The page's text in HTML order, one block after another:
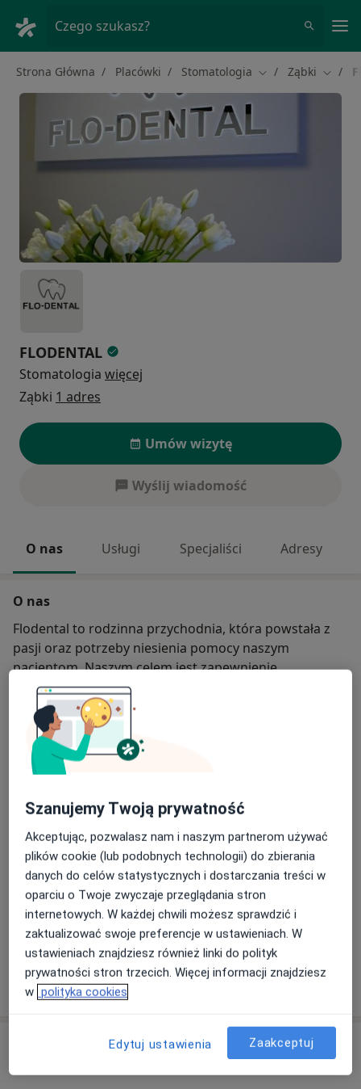
Czego szukasz?
Strona Główna Placówki Stomatologia Zmień miasto
Ząbki Zmień
FLODENTAL
Stomatologia więcej
Ząbki 1 adres
Umów wizytę
Wyślij wiadomość
O nas Usługi Specjaliści Adresy
O nas
Flodental to rodzinna przychodnia, która powstała z
pasji oraz potrzeby niesienia pomocy naszym
pacjentom. Naszym celem jest zapewnienie
kompleksowej i profesjonalnej opieki medycznej w
przyjaznej atmosferze.
Stawiamy na indywidualne podejście do każdego
pacjenta, dbając o jego komfort i zdrowie na każdym
etapie leczenia. W Flodental łączymy doświadczenie z
nowoczesnymi metodami, aby sprostać oczekiwaniom
naszych pacjentów.
więcej O nas
Nasze specjalizacje Pokaż wszystkie
Stomatologia
Stomatologia
dziecięca
Zobacz więcej
Szanujemy Twoją prywatność
Akceptując, pozwalasz nam i naszym partnerom używać
plików cookie (lub podobnych technologii) do zbierania
danych do celów statystycznych i dostarczania treści w
oparciu o Twoje zwyczaje przeglądania stron
internetowych. W każdej chwili możesz sprawdzić i
zaktualizować swoje preferencje w ustawieniach. W
ustawieniach znajdziesz również linki do polityk
prywatności stron trzecich. Więcej informacji znajdziesz
w polityka cookies
Edytuj ustawienia Zaakceptuj